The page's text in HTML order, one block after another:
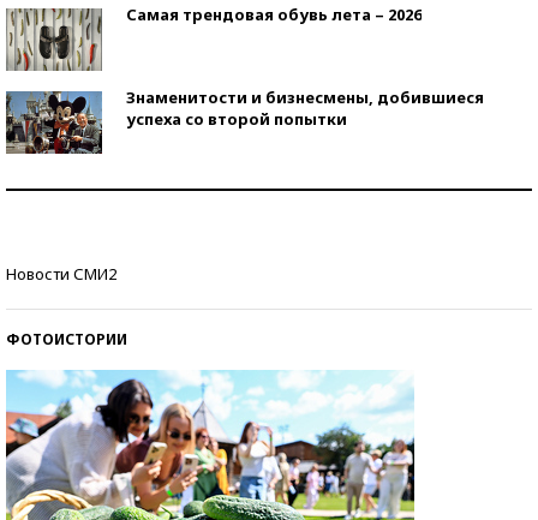
Самая трендовая обувь лета – 2026
Знаменитости и бизнесмены, добившиеся
успеха со второй попытки
Новости СМИ2
ФОТОИСТОРИИ